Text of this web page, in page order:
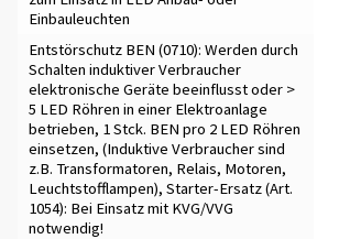
Einbauleuchten
Entstörschutz BEN (0710): Werden durch
Schalten induktiver Verbraucher
elektronische Geräte beeinflusst oder >
5 LED Röhren in einer Elektroanlage
betrieben, 1 Stck. BEN pro 2 LED Röhren
einsetzen, (Induktive Verbraucher sind
z.B. Transformatoren, Relais, Motoren,
Leuchtstofflampen), Starter-Ersatz (Art.
1054): Bei Einsatz mit KVG/VVG
notwendig!